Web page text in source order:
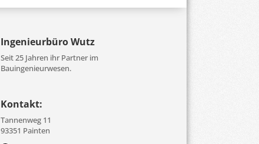
Ingenieurbüro Wutz
Seit 25 Jahren ihr Partner im
Bauingenieurwesen.
Kontakt:
Tannenweg 11
93351 Painten